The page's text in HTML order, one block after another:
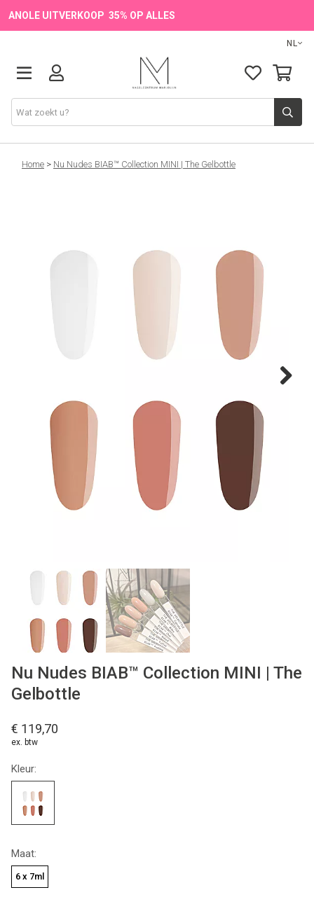
ANOLE UITVERKOOP 35% OP ALLES
NL
Onze Merken
Contact
Home > Nu Nudes BIAB™ Collection MINI | The Gelbottle
Nu Nudes BIAB™ Collection MINI | The
Gelbottle
€ 119,70
ex. btw
Kleur:
Maat:
6 x 7ml